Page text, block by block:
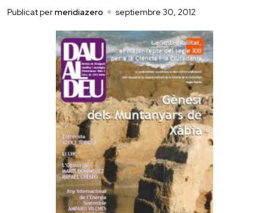
Publicat permeridiazero septiembre 30, 2012